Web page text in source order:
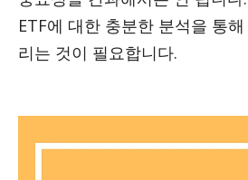
ETF에 대한 충분한 분석을 통
리는 것이 필요합니다.